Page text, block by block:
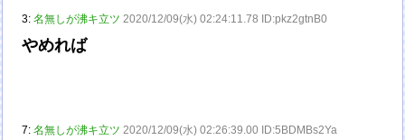
3:名無しが沸キ立ツ 2020/12/09(水) 02:24:11.78 ID:pkz2gtnB0
やめれば
7:名無しが沸キ立ツ 2020/12/09(水) 02:26:39.00 ID:5BDMBs2Ya